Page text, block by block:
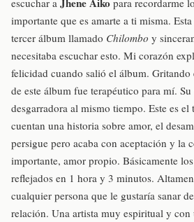
importante que es amarte a ti misma.
tercer álbum llamado Chilombo y
necesitaba escuchar esto. Mi corazón
felicidad cuando salió el álbum. Gritando
de este álbum fue terapéutico para mí.
desgarradora al mismo tiempo. Este es
cuentan una historia sobre amor, el
persigue pero acaba con aceptación y la
importante, amor propio. Básicamente
reflejados en 1 hora y 3 minutos.
cualquier persona que le gustaría sanar
relación. Una artista muy espiritual y